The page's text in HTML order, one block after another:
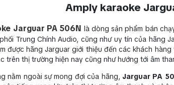
Amply karaoke
Jarguar PA 506N là dòng sản phẩm bán
Trung Chính Audio, cũng như uy tín của hãng
được hãng Jarguar giới thiệu đến các khách
trên thị trường hiện nay cũng như hướng tới âm
nằm ngoài sự mong đợi của hãng, Jarguar PA